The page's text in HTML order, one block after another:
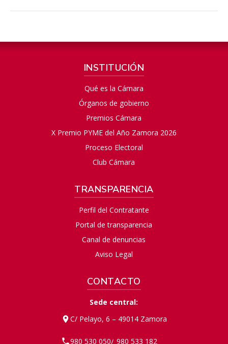
INSTITUCIÓN
Qué es la Cámara
Órganos de gobierno
Premios Cámara
X Premio PYME del Año Zamora 2026
Proceso Electoral
Club Cámara
TRANSPARENCIA
Perfil del Contratante
Portal de transparencia
Canal de denuncias
Aviso Legal
CONTACTO
Sede central:
C/ Pelayo, 6 – 49014 Zamora
980 530 050/ 980 533 182